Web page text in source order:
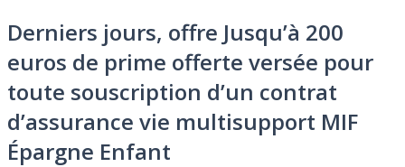
Derniers jours, offre Jusqu’à 200
euros de prime offerte versée pour
toute souscription d’un contrat
d’assurance vie multisupport MIF
Épargne Enfant